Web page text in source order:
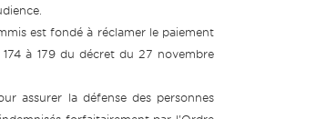
est fondé à réclamer le paiement
à 179 du décret du 27 novembre
assurer la défense des personnes